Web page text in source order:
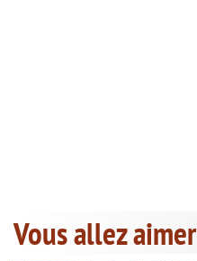
Vous allez aimer